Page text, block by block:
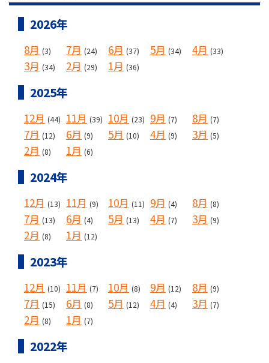
2026年
8月 (3) 7月 (24) 6月 (37) 5月 (34) 4月 (33)
3月 (34) 2月 (29) 1月 (36)
2025年
12月 (44) 11月 (39) 10月 (23) 9月 (7) 8月 (7)
7月 (12) 6月 (9) 5月 (10) 4月 (9) 3月 (5)
2月 (8) 1月 (6)
2024年
12月 (13) 11月 (9) 10月 (11) 9月 (4) 8月 (8)
7月 (13) 6月 (4) 5月 (13) 4月 (7) 3月 (9)
2月 (8) 1月 (12)
2023年
12月 (10) 11月 (7) 10月 (8) 9月 (12) 8月 (9)
7月 (15) 6月 (8) 5月 (12) 4月 (4) 3月 (7)
2月 (8) 1月 (7)
2022年